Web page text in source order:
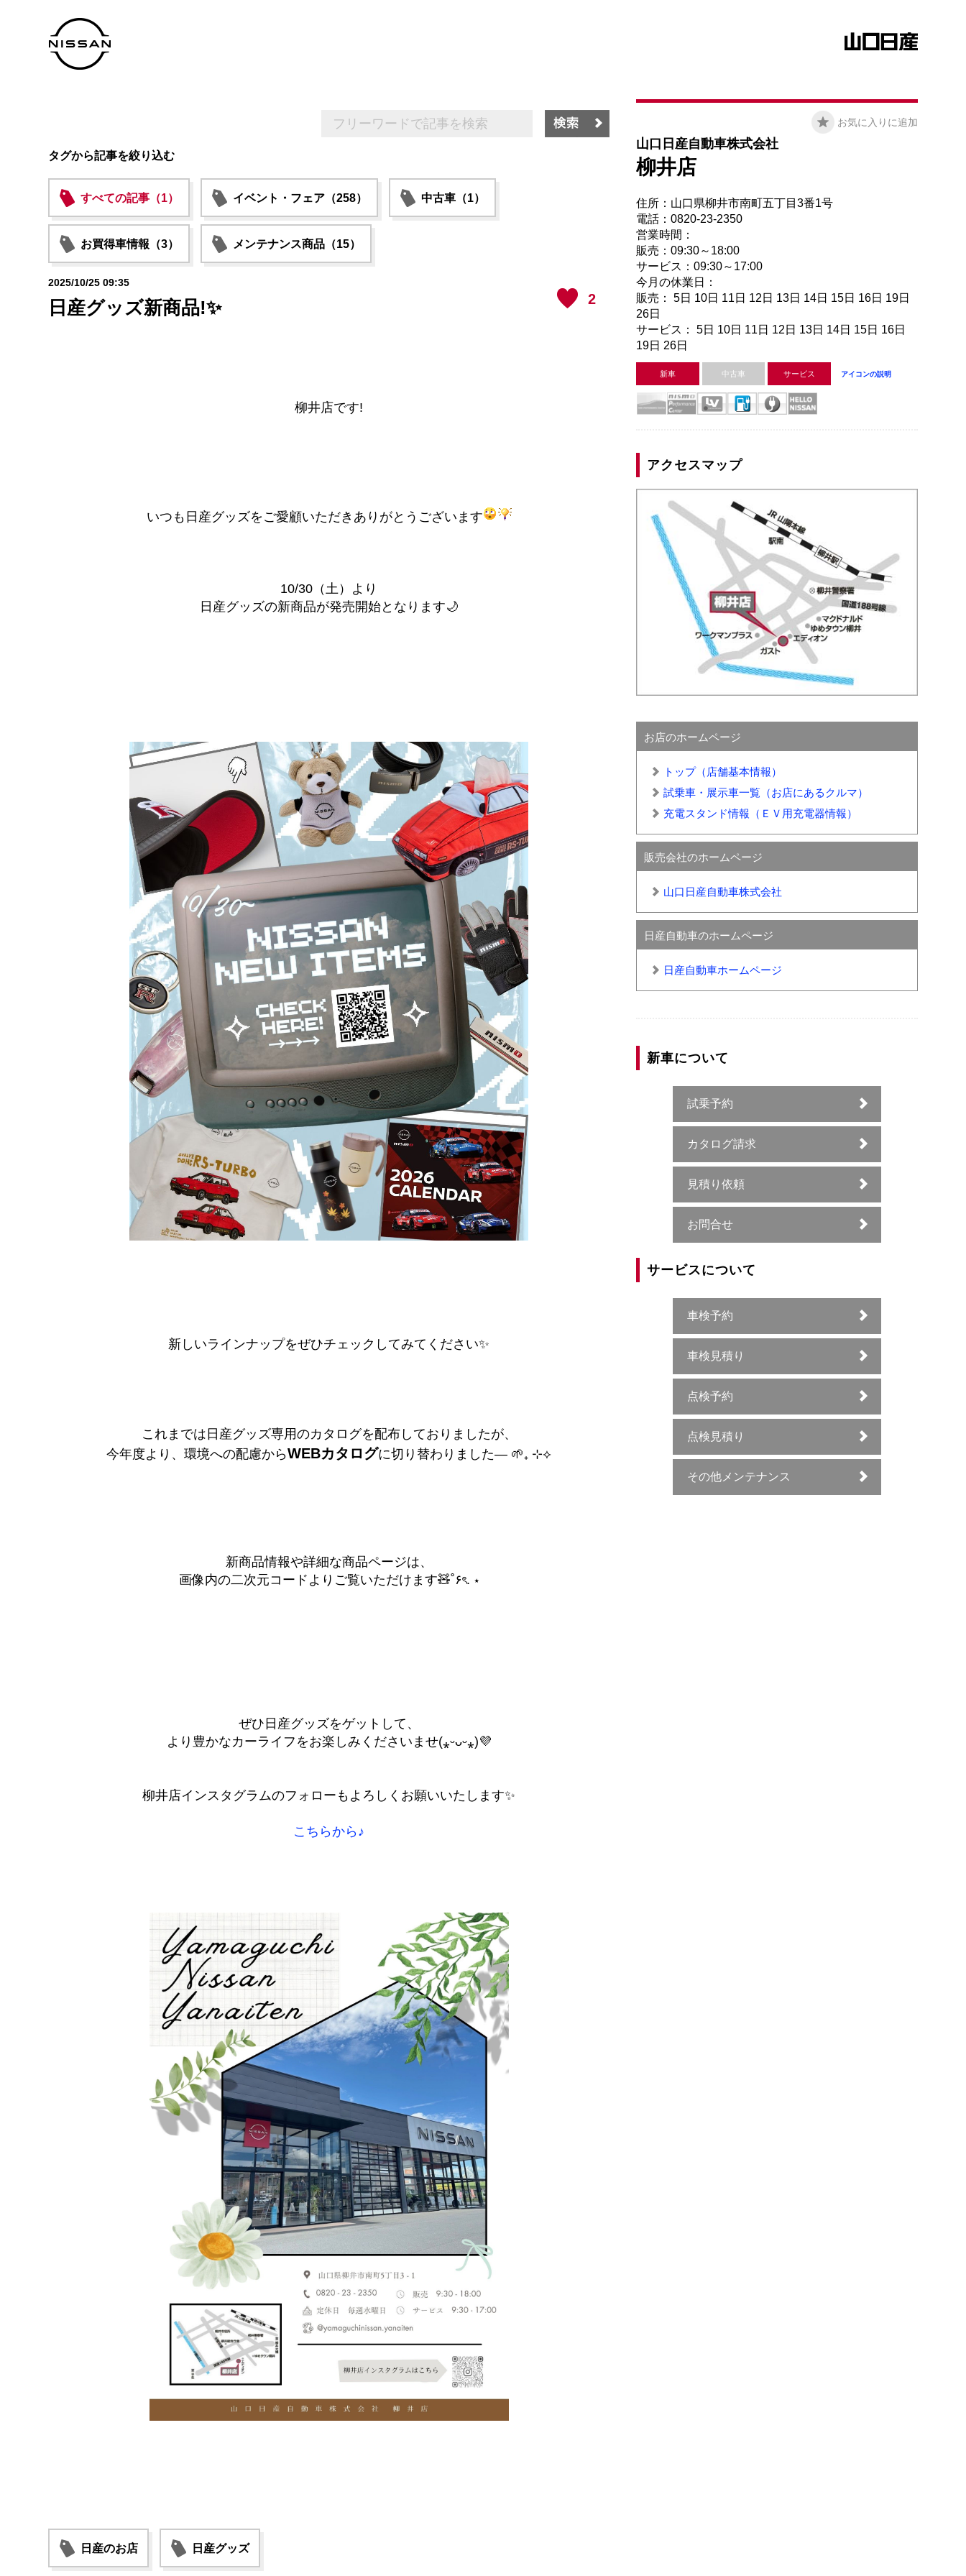
タグから記事を絞り込む
すべての記事（1） イベント・フェア（258） 中古車（1）
お買得車情報（3） メンテナンス商品（15）
2
2025/10/25 09:35
日産グッズ新商品!✨
柳井店です!
いつも日産グッズをご愛顧いただきありがとうございます
10/30（土）より
日産グッズの新商品が発売開始となります🌙
新しいラインナップをぜひチェックしてみてください✨
これまでは日産グッズ専用のカタログを配布しておりましたが、
今年度より、環境への配慮からWEBカタログに切り替わりました— 🌱₊ ⊹⟡
新商品情報や詳細な商品ページは、
画像内の二次元コードよりご覧いただけます🧸˚۶ৎ. ⋆
ぜひ日産グッズをゲットして、
より豊かなカーライフをお楽しみくださいませ(⁎ᵕᴗᵕ⁎)💜
柳井店インスタグラムのフォローもよろしくお願いいたします✨
こちらから♪
日産のお店 日産グッズ
お気に入りに追加
山口日産自動車株式会社
柳井店
住所：山口県柳井市南町五丁目3番1号
電話：0820-23-2350
営業時間：
販売：09:30～18:00
サービス：09:30～17:00
今月の休業日：
販売： 5日 10日 11日 12日 13日 14日 15日 16日 19日
26日
サービス： 5日 10日 11日 12日 13日 14日 15日 16日
19日 26日
新車 中古車 サービス アイコンの説明
アクセスマップ
お店のホームページ
トップ（店舗基本情報）
試乗車・展示車一覧（お店にあるクルマ）
充電スタンド情報（ＥＶ用充電器情報）
販売会社のホームページ
山口日産自動車株式会社
日産自動車のホームページ
日産自動車ホームページ
新車について
試乗予約
カタログ請求
見積り依頼
お問合せ
サービスについて
車検予約
車検見積り
点検予約
点検見積り
その他メンテナンス